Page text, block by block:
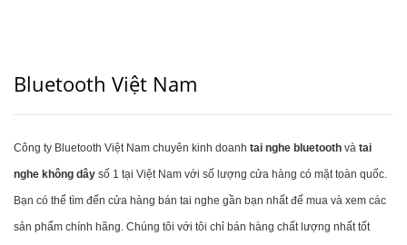
Bluetooth Việt Nam
Công ty Bluetooth Việt Nam chuyên kinh doanh tai nghe bluetooth và tai
nghe không dây số 1 tại Việt Nam với số lượng cửa hàng có mặt toàn quốc.
Bạn có thể tìm đến cửa hàng bán tai nghe gần bạn nhất để mua và xem các
sản phẩm chính hãng. Chúng tôi với tôi chỉ bán hàng chất lượng nhất tốt